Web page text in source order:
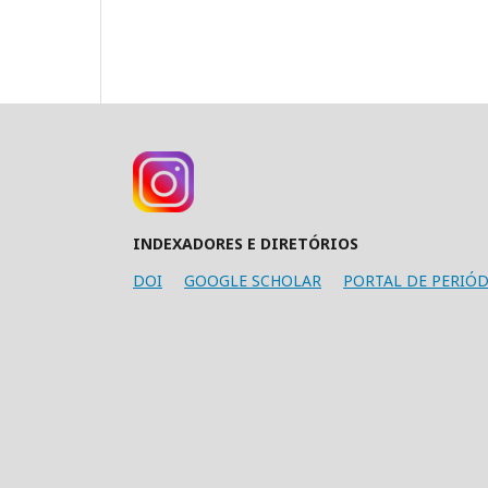
INDEXADORES E DIRETÓRIOS
DOI
GOOGLE SCHOLAR PORTAL DE